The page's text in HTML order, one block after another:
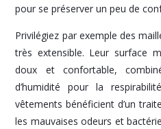
pour se préserver un peu de
Privilégiez par exemple des
très extensible. Leur surface
doux et confortable,
d’humidité pour la
vêtements bénéficient d’un
les mauvaises odeurs et